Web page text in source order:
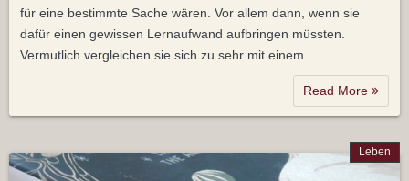
für eine bestimmte Sache wären. Vor allem dann, wenn sie
dafür einen gewissen Lernaufwand aufbringen müssten.
Vermutlich vergleichen sie sich zu sehr mit einem…
Read More
Leben